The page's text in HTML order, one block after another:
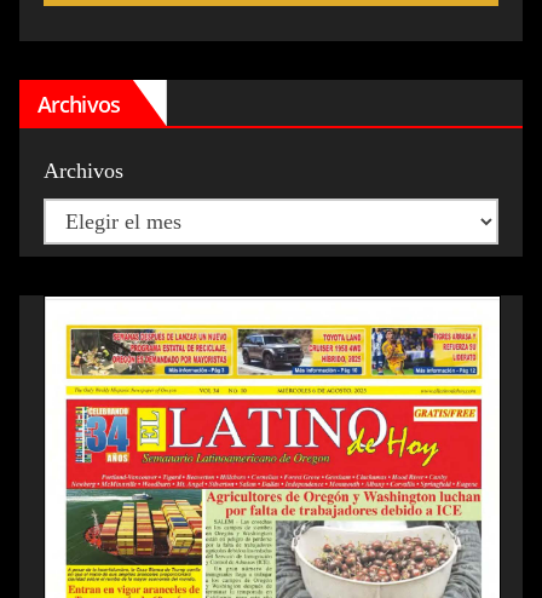
Archivos
Archivos